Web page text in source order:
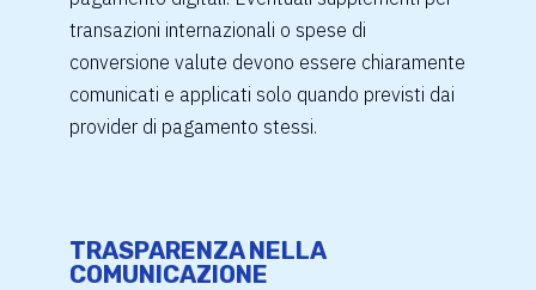
transazioni internazionali o spese di
conversione valute devono essere chiaramente
comunicati e applicati solo quando previsti dai
provider di pagamento stessi.
TRASPARENZA NELLA
COMUNICAZIONE